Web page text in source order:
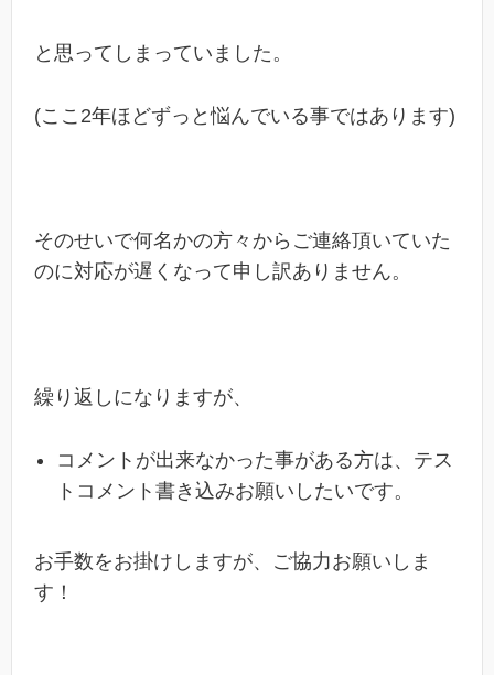
と思ってしまっていました。
(ここ2年ほどずっと悩んでいる事ではあります)
そのせいで何名かの方々からご連絡頂いていた
のに対応が遅くなって申し訳ありません。
繰り返しになりますが、
コメントが出来なかった事がある方は、テス
トコメント書き込みお願いしたいです。
お手数をお掛けしますが、ご協力お願いしま
す！